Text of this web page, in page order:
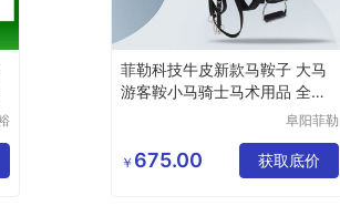
菲勒科技牛皮新款马鞍子 大马
游客鞍小马骑士马术用品 全国
阜阳菲勒
公司
￥ 675.00 获取底价